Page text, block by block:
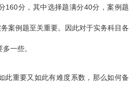
160分，其中选择题满分40分，案例题
案例题至关重要。因此对于实务科目各
一些。
重要又如此有难度系数，那么如何备